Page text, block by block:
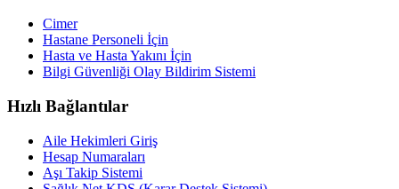
Cimer
Hastane Personeli İçin
Hasta ve Hasta Yakını İçin
Bilgi Güvenliği Olay Bildirim Sistemi
Hızlı Bağlantılar
Aile Hekimleri Giriş
Hesap Numaraları
Aşı Takip Sistemi